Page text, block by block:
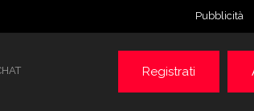
Pubblicità
Registrati